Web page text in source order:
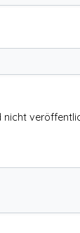
nicht